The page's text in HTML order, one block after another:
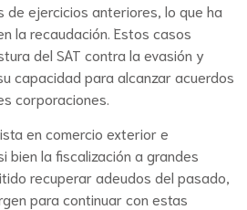
de ejercicios anteriores, lo que ha
la recaudación. Estos casos
del SAT contra la evasión y
capacidad para alcanzar acuerdos
corporaciones.
en comercio exterior e
bien la fiscalización a grandes
recuperar adeudos del pasado,
para continuar con estas